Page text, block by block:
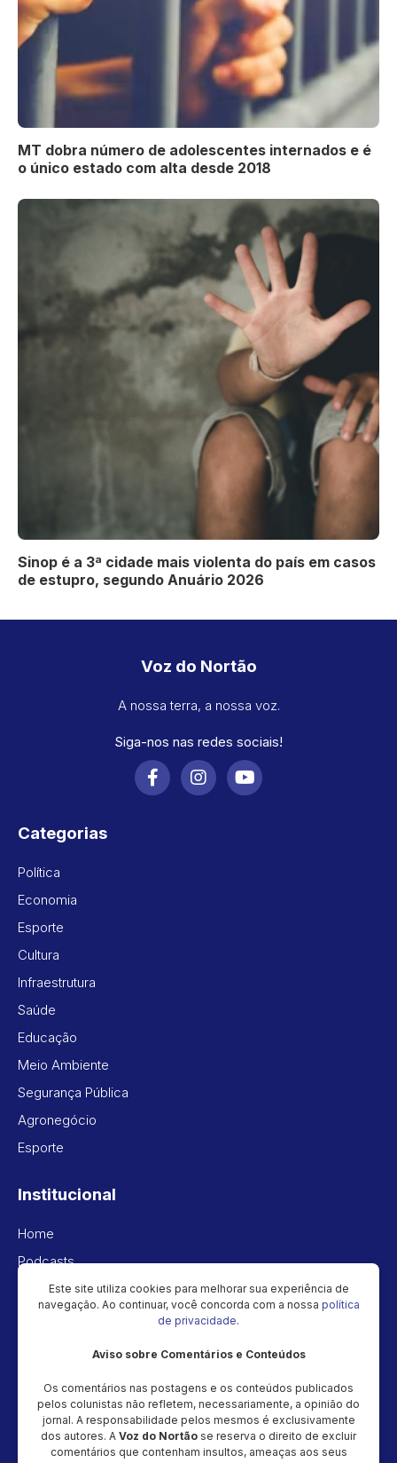
MT dobra número de adolescentes internados e é
o único estado com alta desde 2018
Sinop é a 3ª cidade mais violenta do país em casos
de estupro, segundo Anuário 2026
Voz do Nortão
A nossa terra, a nossa voz.
Siga-nos nas redes sociais!
Categorias
Política
Economia
Esporte
Cultura
Infraestrutura
Saúde
Educação
Meio Ambiente
Segurança Pública
Agronegócio
Esporte
Institucional
Home
Podcasts
Vídeos
Política de privacidade
Newsletter
Cadastre seu e-mail e receba as novidades!
Este site utiliza cookies para melhorar sua experiência de
navegação. Ao continuar, você concorda com a nossa política
de privacidade.
Aviso sobre Comentários e Conteúdos
Os comentários nas postagens e os conteúdos publicados
pelos colunistas não refletem, necessariamente, a opinião do
jornal. A responsabilidade pelos mesmos é exclusivamente
dos autores. A Voz do Nortão se reserva o direito de excluir
comentários que contenham insultos, ameaças aos seus